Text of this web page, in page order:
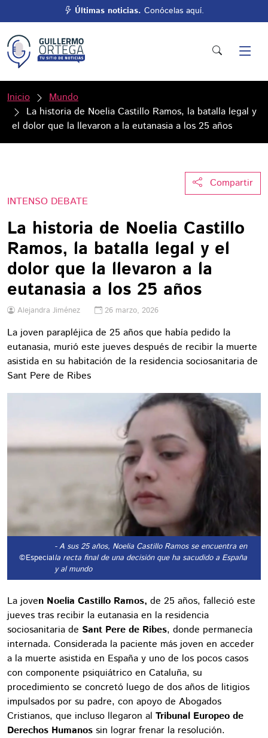
Últimas noticias. Conócelas aquí.
Inicio
Mundo
La historia de Noelia Castillo Ramos, la batalla legal y
el dolor que la llevaron a la eutanasia a los 25 años
Compartir
INTENSO DEBATE
La historia de Noelia Castillo
Ramos, la batalla legal y el
dolor que la llevaron a la
eutanasia a los 25 años
Alejandra Jiménez 26 marzo, 2026
La joven parapléjica de 25 años que había pedido la
eutanasia, murió este jueves después de recibir la muerte
asistida en su habitación de la residencia sociosanitaria de
Sant Pere de Ribes
©Especial
- A sus 25 años, Noelia Castillo Ramos se encuentra en
la recta final de una decisión que ha sacudido a España
y al mundo
La joven Noelia Castillo Ramos, de 25 años, falleció este
jueves tras recibir la eutanasia en la residencia
sociosanitaria de Sant Pere de Ribes, donde permanecía
internada. Considerada la paciente más joven en acceder
a la muerte asistida en España y uno de los pocos casos
con componente psiquiátrico en Cataluña, su
procedimiento se concretó luego de dos años de litigios
impulsados por su padre, con apoyo de Abogados
Cristianos, que incluso llegaron al Tribunal Europeo de
Derechos Humanos sin lograr frenar la resolución.